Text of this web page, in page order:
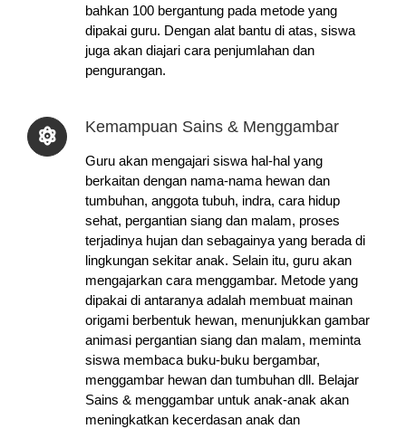
bahkan 100 bergantung pada metode yang
dipakai guru. Dengan alat bantu di atas, siswa
juga akan diajari cara penjumlahan dan
pengurangan.
Kemampuan Sains & Menggambar
Guru akan mengajari siswa hal-hal yang
berkaitan dengan nama-nama hewan dan
tumbuhan, anggota tubuh, indra, cara hidup
sehat, pergantian siang dan malam, proses
terjadinya hujan dan sebagainya yang berada di
lingkungan sekitar anak. Selain itu, guru akan
mengajarkan cara menggambar. Metode yang
dipakai di antaranya adalah membuat mainan
origami berbentuk hewan, menunjukkan gambar
animasi pergantian siang dan malam, meminta
siswa membaca buku-buku bergambar,
menggambar hewan dan tumbuhan dll. Belajar
Sains & menggambar untuk anak-anak akan
meningkatkan kecerdasan anak dan